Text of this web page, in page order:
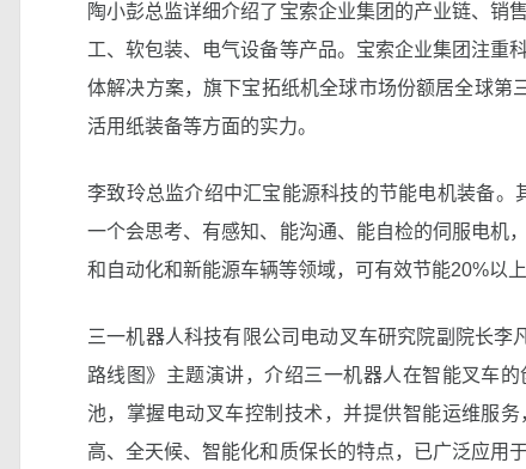
陶小彭总监详细介绍了宝索企业集团的产业链、销
工、软包装、电气设备等产品。宝索企业集团注重
体解决方案，旗下宝拓纸机全球市场份额居全球第
活用纸装备等方面的实力。
李致玲总监介绍中汇宝能源科技的节能电机装备。
一个会思考、有感知、能沟通、能自检的伺服电机
和自动化和新能源车辆等领域，可有效节能20%以
三一机器人科技有限公司电动叉车研究院副院长李
路线图》主题演讲，介绍三一机器人在智能叉车
池，掌握电动叉车控制技术，并提供智能运维服
高、全天候、智能化和质保长的特点，已广泛应用